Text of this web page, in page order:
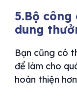
5.Bộ công
dung
Bạn cũng có
để làm cho
hoàn thiện